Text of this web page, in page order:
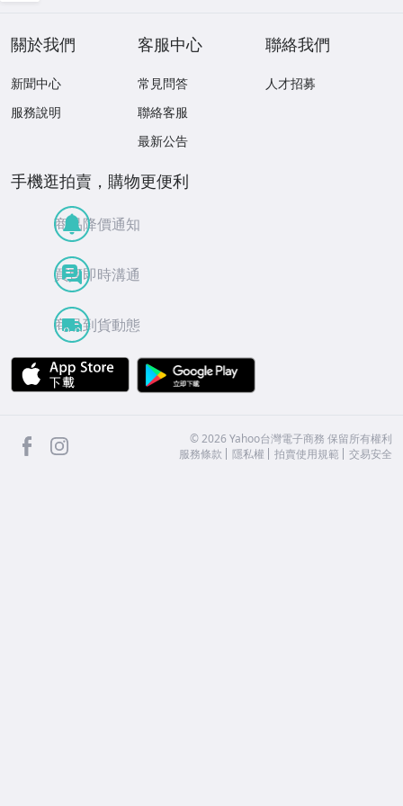
關於我們
新聞中心
服務說明
客服中心
常見問答
聯絡客服
最新公告
聯絡我們
人才招募
手機逛拍賣，購物更便利
商品降價通知
買賣即時溝通
商品到貨動態
APP Store
facebook ©2026 Yahoo台灣電子商務 保留所有權利
服務條款
隱私權 拍賣使用規範 交易安全